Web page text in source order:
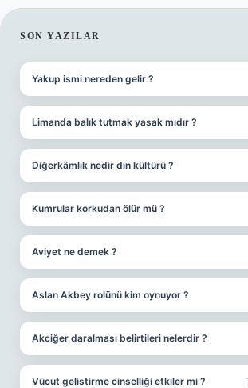
SIDEBAR
SON YAZILAR
Yakup ismi nereden gelir ?
Limanda balık tutmak yasak mıdır ?
Diğerkâmlık nedir din kültürü ?
Kumrular korkudan ölür mü ?
Aviyet ne demek ?
Aslan Akbey rolünü kim oynuyor ?
Akciğer daralması belirtileri nelerdir ?
Vücut gelistirme cinselliği etkiler mi ?